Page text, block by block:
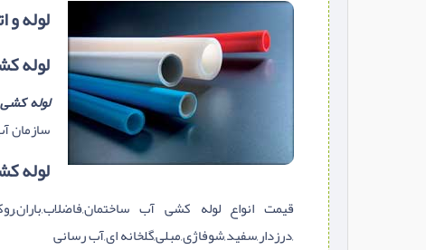
لوله
لوله
لوله
سازمان
لوله
قیمت انواع لوله کشی آب
,درزدار,سفید,شوفاژی,مبلی,گلخانه ای,آب رسانی